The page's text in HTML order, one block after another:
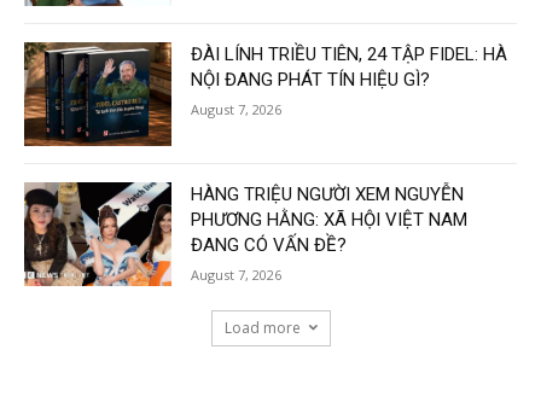
ĐÀI LÍNH TRIỀU TIÊN, 24 TẬP FIDEL: HÀ
NỘI ĐANG PHÁT TÍN HIỆU GÌ?
August 7, 2026
HÀNG TRIỆU NGƯỜI XEM NGUYỄN
PHƯƠNG HẰNG: XÃ HỘI VIỆT NAM
ĐANG CÓ VẤN ĐỀ?
August 7, 2026
Load more